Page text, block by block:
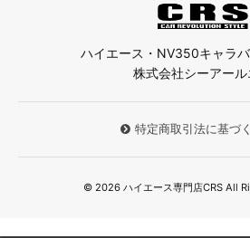
ハイエース・NV350キャラ
株式会社シーアール
特定商取引法に基づ
© 2026 ハイエース専門店CRS All